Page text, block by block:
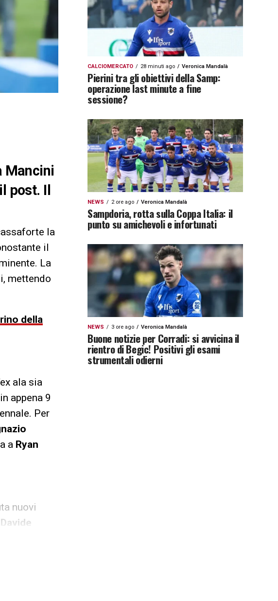
Mancini
post. Il
la
il
La
mettendo
della
ala sia
appena 9
Per
a Ryan
nuovi
Davide
CALCIOMERCATO 28 minuti ago Veronica Mandalà
Pierini tra gli obiettivi della Samp:
operazione last minute a fine
sessione?
NEWS 2 ore ago Veronica Mandalà
Sampdoria, rotta sulla Coppa Italia: il
punto su amichevoli e infortunati
NEWS 3 ore ago Veronica Mandalà
Buone notizie per Corradi: si avvicina il
rientro di Begic! Positivi gli esami
strumentali odierni